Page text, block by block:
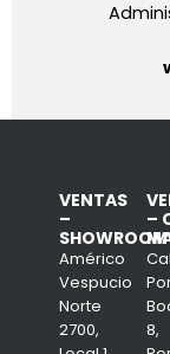
VENTAS
–
SHOWROOM
Américo
Vespucio
Norte
2700,
–
8,